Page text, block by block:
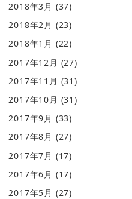
2018年3月 (37)
2018年2月 (23)
2018年1月 (22)
2017年12月 (27)
2017年11月 (31)
2017年10月 (31)
2017年9月 (33)
2017年8月 (27)
2017年7月 (17)
2017年6月 (17)
2017年5月 (27)